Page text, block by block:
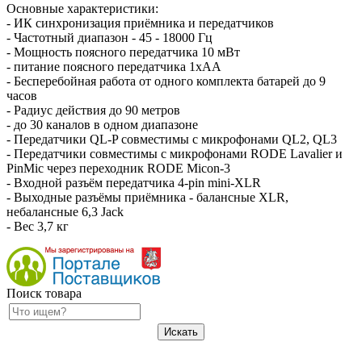
Основные характеристики:
- ИК синхронизация приёмника и передатчиков
- Частотный диапазон - 45 - 18000 Гц
- Мощность поясного передатчика 10 мВт
- питание поясного передатчика 1хАА
- Бесперебойная работа от одного комплекта батарей до 9
часов
- Радиус действия до 90 метров
- до 30 каналов в одном диапазоне
- Передатчики QL-P совместимы с микрофонами QL2, QL3
- Передатчики совместимы с микрофонами RODE Lavalier и
PinMic через переходник RODE Micon-3
- Входной разъём передатчика 4-pin mini-XLR
- Выходные разъёмы приёмника - балансные XLR,
небалансные 6,3 Jack
- Вес 3,7 кг
Поиск товара